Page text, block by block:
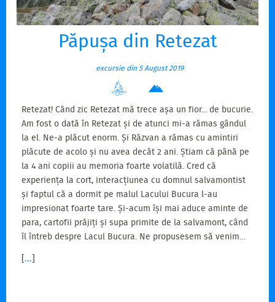
Păpușa din Retezat
excursie din 5 August 2019
Retezat! Când zic Retezat mă trece așa un fior... de bucurie.
Am fost o dată în Retezat și de atunci mi-a rămas gândul
la el. Ne-a plăcut enorm. Și Răzvan a rămas cu amintiri
plăcute de acolo și nu avea decât 2 ani. Știam că până pe
la 4 ani copiii au memoria foarte volatilă. Cred că
experiența la cort, interacțiunea cu domnul salvamontist
și faptul că a dormit pe malul Lacului Bucura l-au
impresionat foarte tare. Și-acum își mai aduce aminte de
para, cartofii prăjiți și supa primite de la salvamont, când
îl întreb despre Lacul Bucura. Ne propusesem să venim…
[...]